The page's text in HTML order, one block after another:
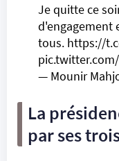
Je quitte ce
d'engagement
tous. https://
— Mounir
La
par ses